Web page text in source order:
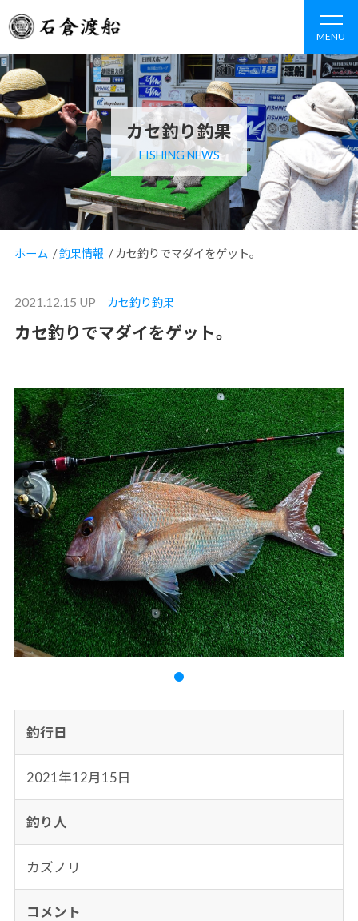
MENU
カセ釣り釣果
FISHING NEWS
ホーム /釣果情報 /カセ釣りでマダイをゲット。
2021.12.15 UP カセ釣り釣果
カセ釣りでマダイをゲット。
釣行日
2021年12月15日
釣り人
カズノリ
コメント